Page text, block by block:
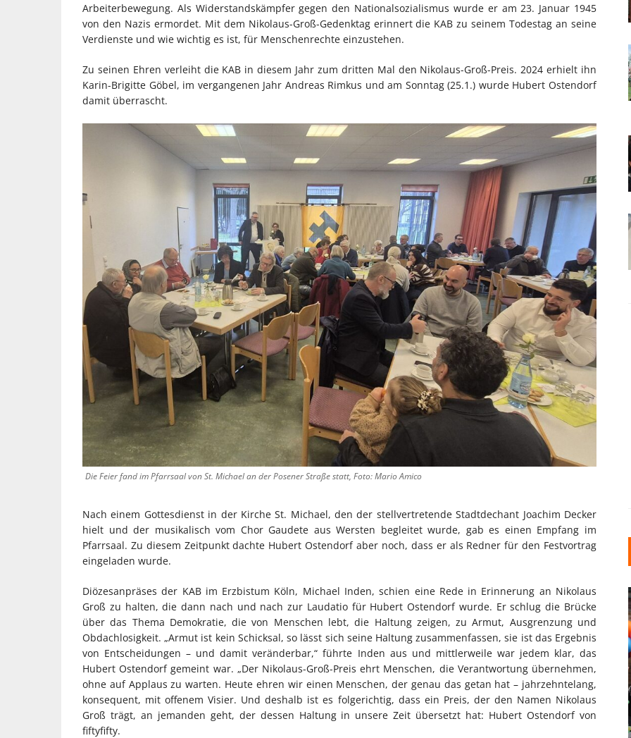
Arbeiterbewegung. Als Widerstandskämpfer gegen den Nationalsozialismus wurde er am 23. Januar 1945
von den Nazis ermordet. Mit dem Nikolaus-Groß-Gedenktag erinnert die KAB zu seinem Todestag an seine
Verdienste und wie wichtig es ist, für Menschenrechte einzustehen.
Zu seinen Ehren verleiht die KAB in diesem Jahr zum dritten Mal den Nikolaus-Groß-Preis. 2024 erhielt ihn
Karin-Brigitte Göbel, im vergangenen Jahr Andreas Rimkus und am Sonntag (25.1.) wurde Hubert Ostendorf
damit überrascht.
Die Feier fand im Pfarrsaal von St. Michael an der Posener Straße statt, Foto: Mario Amico
Nach einem Gottesdienst in der Kirche St. Michael, den der stellvertretende Stadtdechant Joachim Decker
hielt und der musikalisch vom Chor Gaudete aus Wersten begleitet wurde, gab es einen Empfang im
Pfarrsaal. Zu diesem Zeitpunkt dachte Hubert Ostendorf aber noch, dass er als Redner für den Festvortrag
eingeladen wurde.
Diözesanpräses der KAB im Erzbistum Köln, Michael Inden, schien eine Rede in Erinnerung an Nikolaus
Groß zu halten, die dann nach und nach zur Laudatio für Hubert Ostendorf wurde. Er schlug die Brücke
über das Thema Demokratie, die von Menschen lebt, die Haltung zeigen, zu Armut, Ausgrenzung und
Obdachlosigkeit. „Armut ist kein Schicksal, so lässt sich seine Haltung zusammenfassen, sie ist das Ergebnis
von Entscheidungen – und damit veränderbar,“ führte Inden aus und mittlerweile war jedem klar, das
Hubert Ostendorf gemeint war. „Der Nikolaus-Groß-Preis ehrt Menschen, die Verantwortung übernehmen,
ohne auf Applaus zu warten. Heute ehren wir einen Menschen, der genau das getan hat – jahrzehntelang,
konsequent, mit offenem Visier. Und deshalb ist es folgerichtig, dass ein Preis, der den Namen Nikolaus
Groß trägt, an jemanden geht, der dessen Haltung in unsere Zeit übersetzt hat: Hubert Ostendorf von
fiftyfifty.
INDUSTRIELLER CHIC: WIE
KUNSTSTOFFFENSTER DEN
LOFT-STIL IN IHREM